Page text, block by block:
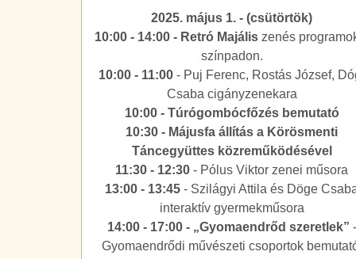
2025. május 1. - (csütörtök)
10:00 - 14:00 - Retró Majális zenés
színpadon.
10:00 - 11:00- Puj Ferenc, Rostás József,
Csaba cigányzenekara
10:00 - Túrógombócfőzés bemutató
10:30 - Májusfa állítás a Körösmenti
Táncegyüttes közreműködésével
11:30 - 12:30- Pólus Viktor zenei műsora
13:00 - 13:45- Szilágyi Attila és Döge
interaktív gyermekműsora
14:00 - 17:00 - „Gyomaendrőd szeretlek” -
Gyomaendrődi művészeti csoportok